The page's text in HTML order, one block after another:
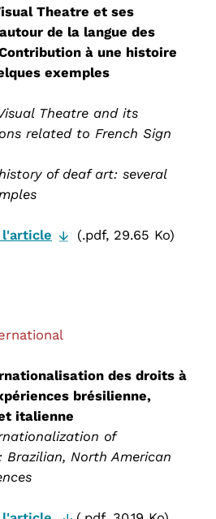
Theatre et ses
de la langue des
à une histoire
exemples
Theatre and its
related to French Sign
of deaf art: several
l'article
(.pdf, 29.65 Ko)
des droits à
brésilienne,
italienne
of
North American